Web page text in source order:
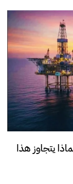
يتجاوز هذا